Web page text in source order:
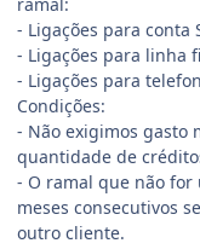
- Ligações para conta
- Ligações para linha
- Ligações para
Condições:
- Não exigimos gasto
quantidade de
- O ramal que não for
meses consecutivos
outro cliente.